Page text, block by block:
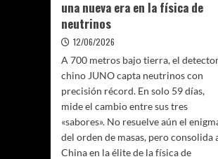
Amazonia
una nueva era en la física de
neutrinos
12/06/2026
A 700 metros bajo tierra, el
chino JUNO capta neutrinos con
precisión récord. En solo 59 días,
mide el cambio entre sus tres
«sabores». No resuelve aún el
del orden de masas, pero consolida
China en la élite de la física de